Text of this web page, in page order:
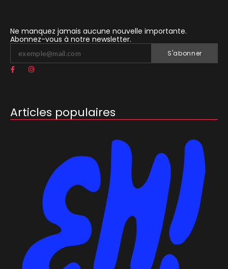
Ne manquez jamais aucune nouvelle importante.
Abonnez-vous à notre newsletter.
S'abonner
Articles populaires